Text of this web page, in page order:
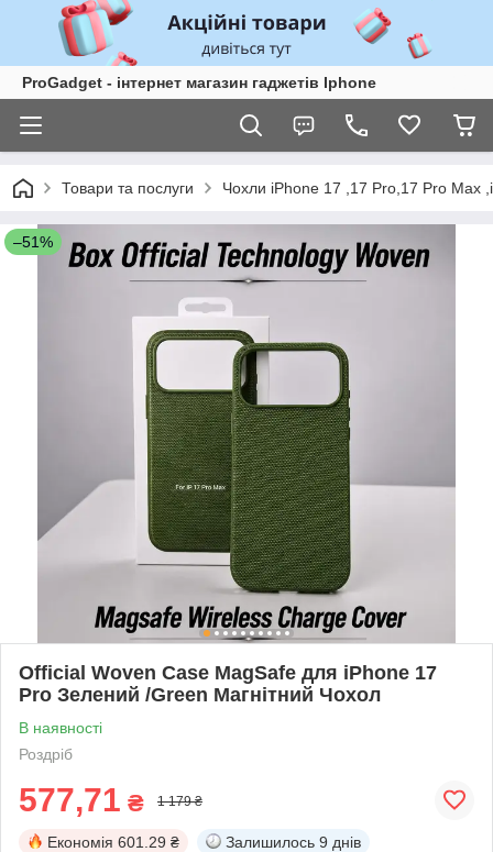
ProGadget - iнтернет магазин гаджетів Iphone
Товари та послуги Чохли iPhone 17 ,17 Pro,17 Pro Max
–51%
Official Woven Case MagSafe для iPhone 17
Pro Зелений /Green Магнітний Чохол
В наявності
Роздріб
577,71 ₴ 1 179 ₴
Економія 601.29 ₴ Залишилось 9 днів